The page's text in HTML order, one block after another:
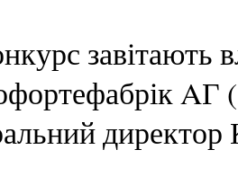
завітають
AГ